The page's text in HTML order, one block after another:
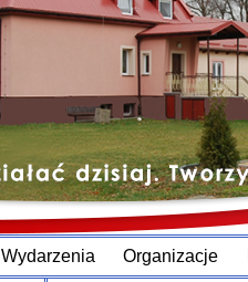
Wydarzenia Organizacje